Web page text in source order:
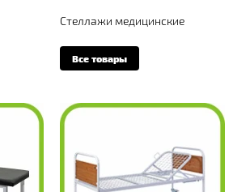
Стеллажи медицинские
Все товары